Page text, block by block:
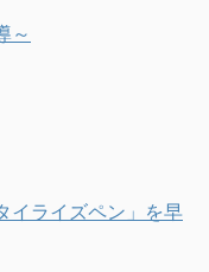
～
イライズペン」を早